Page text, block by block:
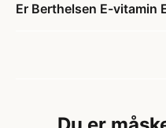
Er Berthelsen E-vitamin